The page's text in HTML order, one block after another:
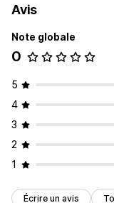
Avis
Note globale
0
5
4
3
2
1
Écrire un avis